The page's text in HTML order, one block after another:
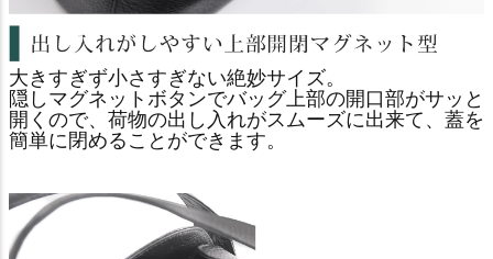
大きすぎず小さすぎない絶妙サイズ。
隠しマグネットボタンでバッグ上部の開口部がサッと
開くので、荷物の出し入れがスムーズに出来て、蓋を
簡単に閉めることができます。